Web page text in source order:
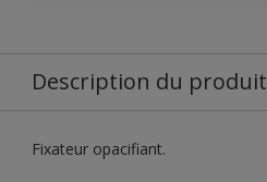
Description du produit
Fixateur opacifiant.